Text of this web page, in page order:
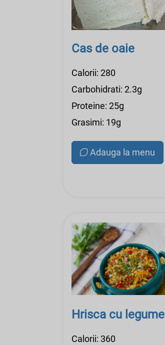
Cas de oaie
Calorii: 280
Carbohidrati: 2.3g
Proteine: 25g
Grasimi: 19g
Adauga la menu
Hrisca cu legume
Calorii: 360